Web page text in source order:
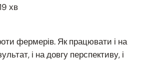
хв
фермерів. Як працювати і на
і на довгу перспективу, і